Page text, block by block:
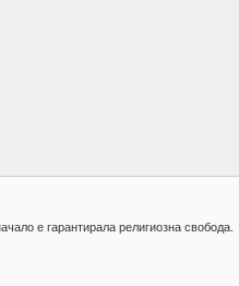
е гарантирала религиозна свобода.